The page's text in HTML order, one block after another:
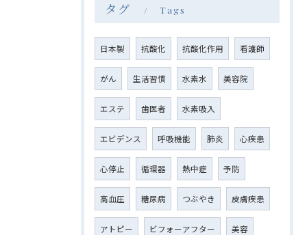
タグ Tags
日本製 抗酸化 抗酸化作用 看護師
がん 生活習慣 水素水 美容院
エステ 歯医者 水素吸入
エビデンス 呼吸機能 肺炎 心疾患
心停止 循環器 熱中症 予防
高血圧 糖尿病 つぶやき 皮膚疾患
アトピー ビフォーアフター 美容